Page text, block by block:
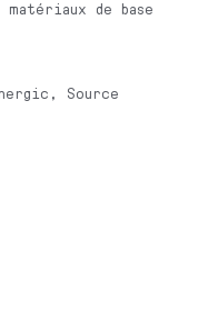
de base
Source